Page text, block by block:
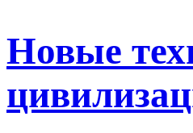
Новые